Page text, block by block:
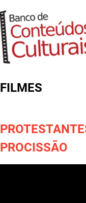
FILMES
PROCISSÃO